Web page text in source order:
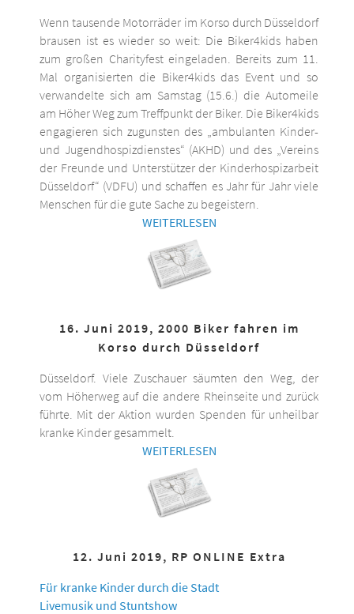
Wenn tausende Motorräder im Korso durch Düsseldorf
brausen ist es wieder so weit: Die Biker4kids haben
zum großen Charityfest eingeladen. Bereits zum 11.
Mal organisierten die Biker4kids das Event und so
verwandelte sich am Samstag (15.6.) die Automeile
am Höher Weg zum Treffpunkt der Biker. Die Biker4kids
engagieren sich zugunsten des „ambulanten Kinder-
und Jugendhospizdienstes“ (AKHD) und des „Vereins
der Freunde und Unterstützer der Kinderhospizarbeit
Düsseldorf“ (VDFU) und schaffen es Jahr für Jahr viele
Menschen für die gute Sache zu begeistern.
WEITERLESEN
16. Juni 2019, 2000 Biker fahren im
Korso durch Düsseldorf
Düsseldorf. Viele Zuschauer säumten den Weg, der
vom Höherweg auf die andere Rheinseite und zurück
führte. Mit der Aktion wurden Spenden für unheilbar
kranke Kinder gesammelt.
WEITERLESEN
12. Juni 2019, RP ONLINE Extra
Für kranke Kinder durch die Stadt
Livemusik und Stuntshow